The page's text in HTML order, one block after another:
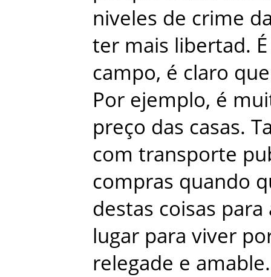
niveles de crime
ter mais libertad. É
campo, é claro que
Por ejemplo, é
preço das casas.
com transporte
compras quando
destas coisas para
lugar para viver
relegade e amable.